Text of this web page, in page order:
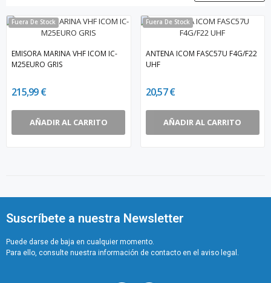
Fuera De Stock
EMISORA MARINA VHF ICOM IC-
M25EURO GRIS
215,99 €
AÑADIR AL CARRITO
Fuera De Stock
ANTENA ICOM FASC57U F4G/F22
UHF
20,57 €
AÑADIR AL CARRITO
Suscríbete a nuestra Newsletter
Puede darse de baja en cualquier momento.
Para ello, consulte nuestra información de contacto en el aviso legal.